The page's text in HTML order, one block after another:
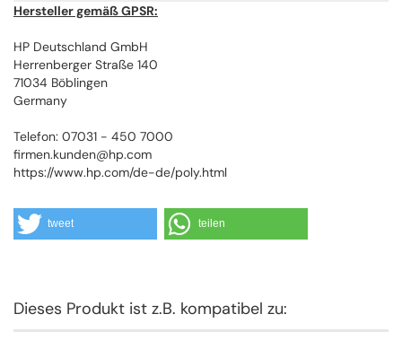
Hersteller gemäß GPSR:
HP Deutschland GmbH
Herrenberger Straße 140
71034 Böblingen
Germany
Telefon: 07031 - 450 7000
firmen.kunden@hp.com
https://www.hp.com/de-de/poly.html
tweet teilen
Dieses Produkt ist z.B. kompatibel zu: